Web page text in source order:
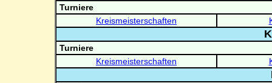
Turniere
Kreismeisterschaften
Turniere
Kreismeisterschaften